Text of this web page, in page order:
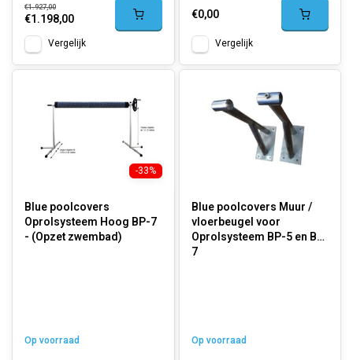
€1.927,00
€1.198,00
Vergelijk
€0,00
Vergelijk
-33%
Blue poolcovers
Oprolsysteem Hoog BP-7
- (Opzet zwembad)
Op voorraad
Blue poolcovers Muur /
vloerbeugel voor
Oprolsysteem BP-5 en BP-
7
Op voorraad